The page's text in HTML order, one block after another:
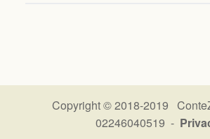
Copyright © 2018-2019
02246040519 -